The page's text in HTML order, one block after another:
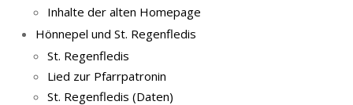
Inhalte der alten Homepage
Hönnepel und St. Regenfledis
St. Regenfledis
Lied zur Pfarrpatronin
St. Regenfledis (Daten)